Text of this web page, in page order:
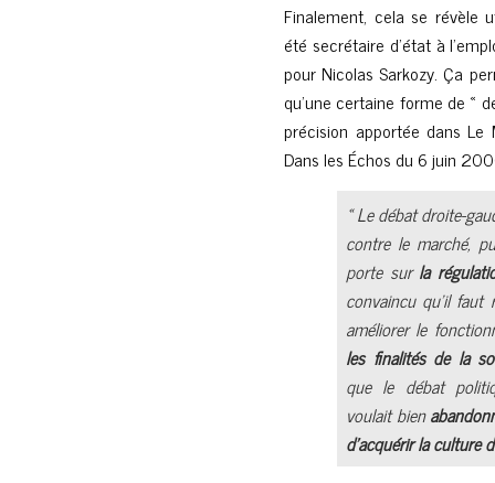
Finalement, cela se révèle
été secrétaire d’état à
pour Nicolas Sarkozy. Ça
qu’une certaine forme de «
précision apportée dans
Dans les Échos du 6 juin
« Le débat droite-
contre le marché,
porte surla
convaincu qu’il
améliorer le
les finalités de la
que le débat
voulait bien
d’acquérir la culture